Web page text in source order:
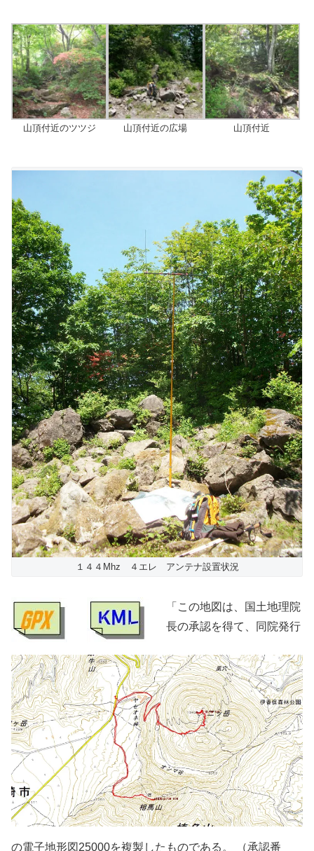
山頂付近のツツジ 山頂付近の広場 山頂付近
１４４Mhz ４エレ アンテナ設置状況
「この地図は、国土地理院
長の承認を得て、同院発行
の電子地形図25000を複製したものである。 （承認番